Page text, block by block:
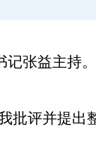
记张益主持。
批评并提出